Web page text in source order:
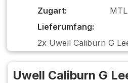
Zugart:
MTL
Lieferumfang:
2x Uwell Caliburn G
Uwell Caliburn G